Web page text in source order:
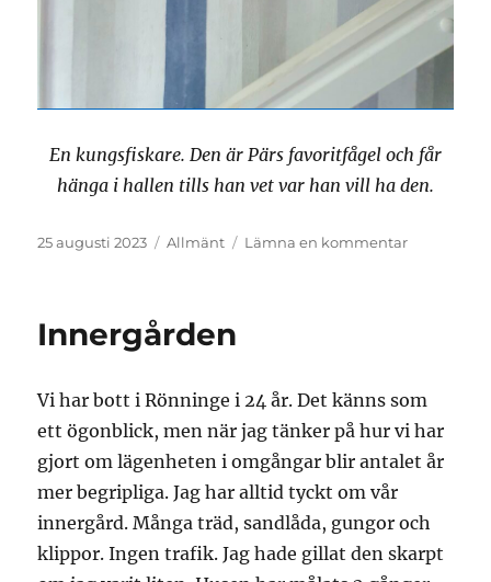
En kungsfiskare. Den är Pärs favoritfågel och får
hänga i hallen tills han vet var han vill ha den.
Publicerat
25 augusti 2023 Kategorier
Allmänt Lämna en kommentartill
Innergården
Vi har bott i Rönninge i 24 år. Det känns som
ett ögonblick, men när jag tänker på hur vi har
gjort om lägenheten i omgångar blir antalet år
mer begripliga. Jag har alltid tyckt om vår
innergård. Många träd, sandlåda, gungor och
klippor. Ingen trafik. Jag hade gillat den skarpt